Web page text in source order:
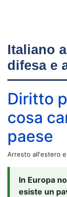
Italiano
difesa e
Diritto
cosa
paese
Arresto all'estero
In Europa
esiste un